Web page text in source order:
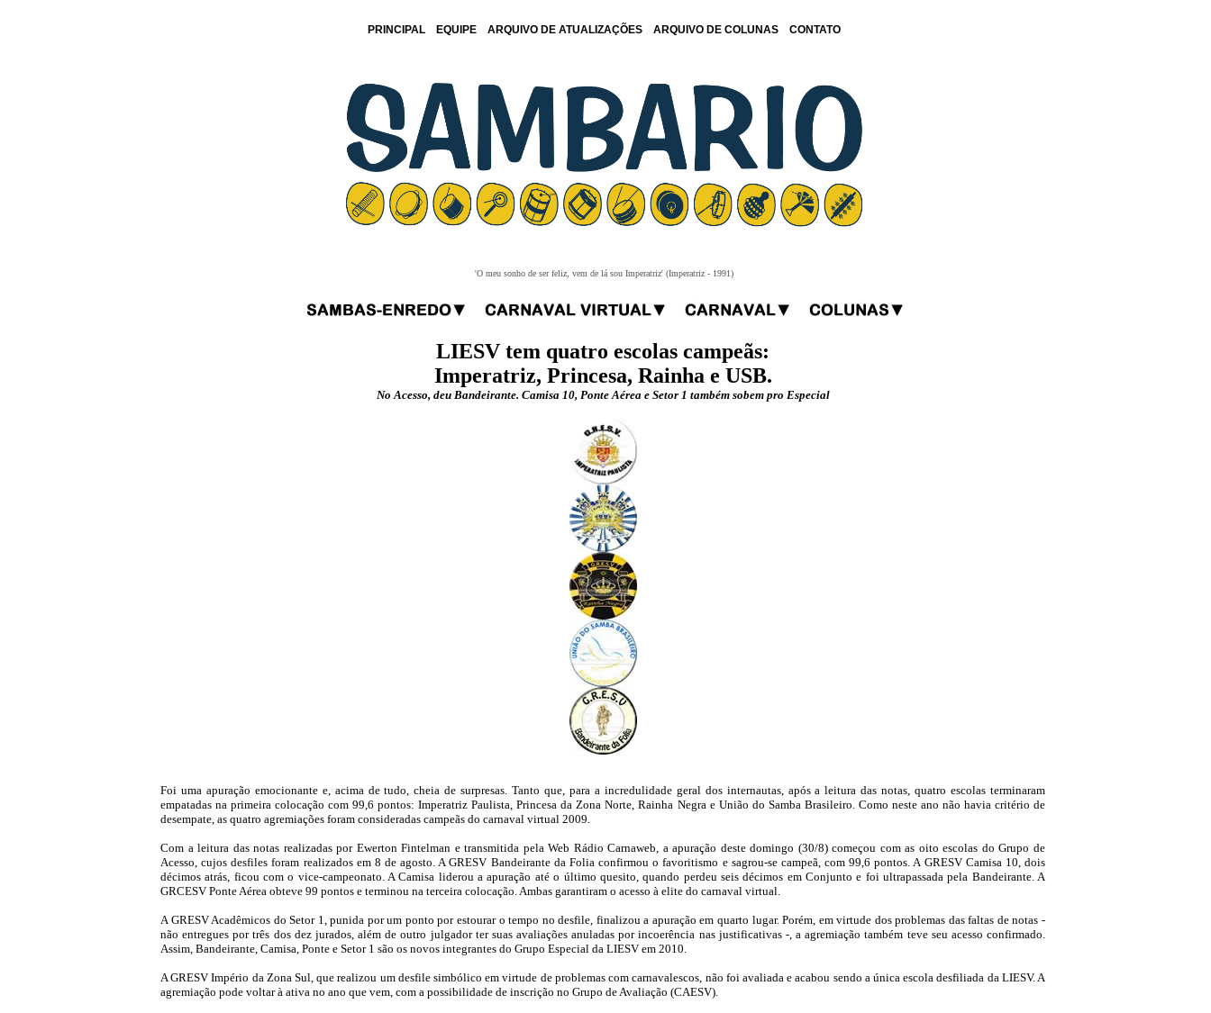
PRINCIPAL EQUIPE ARQUIVO DE ATUALIZAÇÕES ARQUIVO DE COLUNAS CONTATO
'O meu sonho de ser feliz, vem de lá sou Imperatriz' (Imperatriz - 1991)
LIESV tem quatro escolas campeãs:
Imperatriz, Princesa, Rainha e USB.
No Acesso, deu Bandeirante. Camisa 10, Ponte Aérea e Setor 1 também sobem pro Especial
Foi uma apuração emocionante e, acima de tudo, cheia de surpresas. Tanto que, para a incredulidade geral dos internautas, após a leitura das notas, quatro escolas terminaram
empatadas na primeira colocação com 99,6 pontos: Imperatriz Paulista, Princesa da Zona Norte, Rainha Negra e União do Samba Brasileiro. Como neste ano não havia critério de
desempate, as quatro agremiações foram consideradas campeãs do carnaval virtual 2009.
Com a leitura das notas realizadas por Ewerton Fintelman e transmitida pela Web Rádio Carnaweb, a apuração deste domingo (30/8) começou com as oito escolas do Grupo de
Acesso, cujos desfiles foram realizados em 8 de agosto. A GRESV Bandeirante da Folia confirmou o favoritismo e sagrou-se campeã, com 99,6 pontos. A GRESV Camisa 10, dois
décimos atrás, ficou com o vice-campeonato. A Camisa liderou a apuração até o último quesito, quando perdeu seis décimos em Conjunto e foi ultrapassada pela Bandeirante. A
GRCESV Ponte Aérea obteve 99 pontos e terminou na terceira colocação. Ambas garantiram o acesso à elite do carnaval virtual.
A GRESV Acadêmicos do Setor 1, punida por um ponto por estourar o tempo no desfile, finalizou a apuração em quarto lugar. Porém, em virtude dos problemas das faltas de notas -
não entregues por três dos dez jurados, além de outro julgador ter suas avaliações anuladas por incoerência nas justificativas -, a agremiação também teve seu acesso confirmado.
Assim, Bandeirante, Camisa, Ponte e Setor 1 são os novos integrantes do Grupo Especial da LIESV em 2010.
A GRESV Império da Zona Sul, que realizou um desfile simbólico em virtude de problemas com carnavalescos, não foi avaliada e acabou sendo a única escola desfiliada da LIESV. A
agremiação pode voltar à ativa no ano que vem, com a possibilidade de inscrição no Grupo de Avaliação (CAESV).